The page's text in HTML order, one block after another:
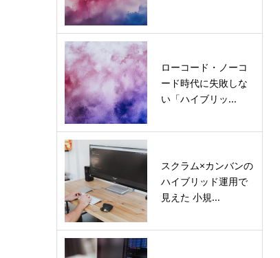
ローコード・ノーコ
ード時代に失敗しな
い「ハイブリッ...
スクラム×カンバンの
ハイブリッド運用で
見えた 小規...